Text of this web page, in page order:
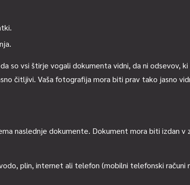
so vsi štirje vogali dokumenta vidni, da ni odsevov,
čitljivi. Vaša fotografija mora biti prav tako jasno
naslednje dokumente. Dokument mora biti izdan
plin, internet ali telefon (mobilni telefonski računi